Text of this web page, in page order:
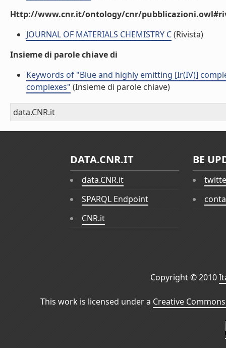
Http://www.cnr.it/ontology/cnr/
JOURNAL OF MATERIALS CHEMISTRY C(Rivista)
Insieme di parole chiave di
Keywords of "Blue and highly emitting [Ir(IV)]
complexes" (Insieme di parole chiave)
data.CNR.it
DATA.CNR.IT
data.CNR.it
SPARQL Endpoint
CNR.it
BE
Copyright © 2010
This work is licensed under a Creative